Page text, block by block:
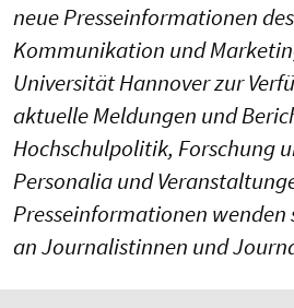
neue Presseinformationen
Kommunikation und
Universität Hannover zur
aktuelle Meldungen und
Hochschulpolitik, Forschung
Personalia und
Presseinformationen wenden
an Journalistinnen und